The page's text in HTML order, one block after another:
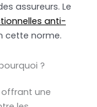
assureurs. Le
anti-
cette norme.
?
offrant une